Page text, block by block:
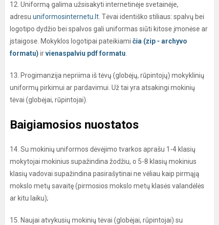
12. Uniformą galima užsisakyti internetinėje svetainėje,
adresu uniformosinternetu.lt. Tėvai identiško stiliaus: spalvų bei
logotipo dydžio bei spalvos gali uniformas siūti kitose įmonėse ar
įstaigose. Mokyklos logotipai pateikiami čia (zip - archyvo
formatu) irvienaspalviu pdf formatu.
13. Progimanzija nepriima iš tėvų (globėjų, rūpintojų) mokyklinių
uniformų pirkimui ar pardavimui. Už tai yra atsakingi mokinių
tėvai (globėjai, rūpintojai).
Baigiamosios nuostatos
14. Su mokinių uniformos dėvėjimo tvarkos aprašu 1-4 klasių
mokytojai mokinius supažindina žodžiu, o 5-8 klasių mokinius
klasių vadovai supažindina pasirašytinai ne vėliau kaip pirmąją
mokslo metų savaitę (pirmosios mokslo metų klasės valandėlės
ar kitu laiku);
15. Naujai atvykusių mokinių tėvai (globėjai, rūpintojai) su